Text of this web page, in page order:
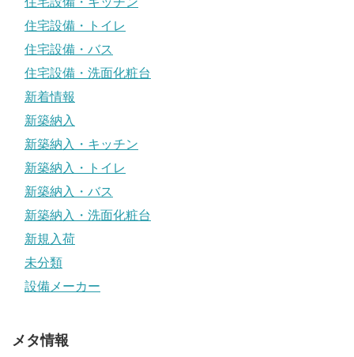
住宅設備・トイレ
住宅設備・バス
住宅設備・洗面化粧台
新着情報
新築納入
新築納入・キッチン
新築納入・トイレ
新築納入・バス
新築納入・洗面化粧台
新規入荷
未分類
設備メーカー
メタ情報